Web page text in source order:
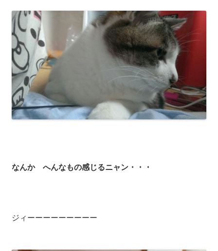
なんか へんなもの感じるニャン・・・
ジィーーーーーーーーー